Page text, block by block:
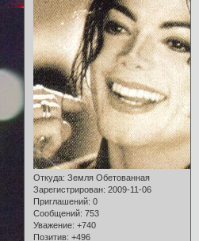
Откуда: Земля Обетованная
Зарегистрирован: 2009-11-06
Приглашений: 0
Сообщений: 753
Уважение: +740
Позитив: +496